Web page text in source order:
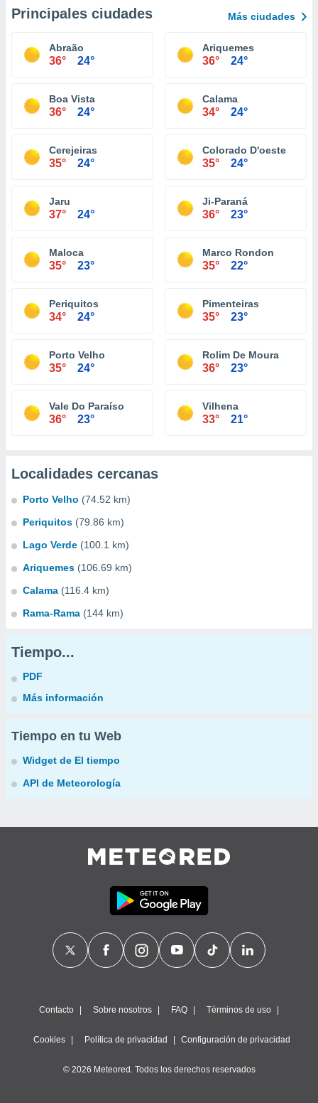
Principales ciudades Más ciudades
Abraão
36° 24°
Ariquemes
36° 24°
Boa Vista
36° 24°
Calama
34° 24°
Cerejeiras
35° 24°
Colorado D'oeste
35° 24°
Jaru
37° 24°
Ji-Paraná
36° 23°
Maloca
35° 23°
Marco Rondon
35° 22°
Periquitos
34° 24°
Pimenteiras
35° 23°
Porto Velho
35° 24°
Rolim De Moura
36° 23°
Vale Do Paraíso
36° 23°
Vilhena
33° 21°
Localidades cercanas
Porto Velho (74.52 km)
Periquitos (79.86 km)
Lago Verde (100.1 km)
Ariquemes (106.69 km)
Calama (116.4 km)
Rama-Rama (144 km)
Tiempo...
PDF
Más información
Tiempo en tu Web
Widget de El tiempo
API de Meteorología
Contacto Sobre nosotros FAQ Términos de uso
Cookies Política de privacidad Configuración de privacidad
© 2026 Meteored. Todos los derechos reservados